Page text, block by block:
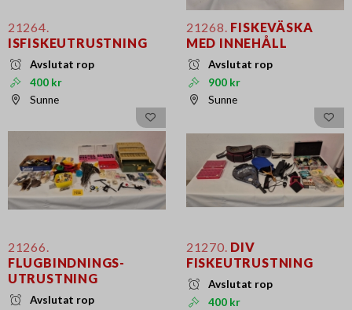
21264.
ISFISKEUTRUSTNING
Avslutat rop
400 kr
Sunne
21268. FISKEVÄSKA
MED INNEHÅLL
Avslutat rop
900 kr
Sunne
21266.
FLUGBINDNINGS-
UTRUSTNING
Avslutat rop
21270. DIV
FISKEUTRUSTNING
Avslutat rop
400 kr